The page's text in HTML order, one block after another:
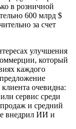
в розничной
600 млрд $
за счет
улучшения
который
каждого
очевидна:
сервис среди
и средний
внедрил ИИ и